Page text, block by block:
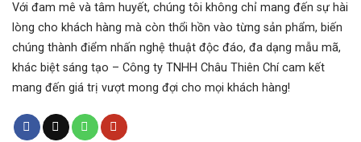
được xây dựng trên bộ trao đổi nhiệt không khí sang
không khí. Bộ trao đổi nhiệt bao gồm một dãy ống
làm mát thẳng (Các ống nhôm thường được sử dụng
đổi nhiệt không khí với nước được xây dựng trên bộ
Với đam mê và tâm huyết, chúng tôi không chỉ mang đến sự hài
lòng cho khách hàng mà còn thổi hồn vào từng sản phẩm, biến
chúng thành điểm nhấn nghệ thuật độc đáo, đa dạng mẫu mã,
khác biệt sáng tạo – Công ty TNHH Châu Thiên Chí cam kết
mang đến giá trị vượt mong đợi cho mọi khách hàng!